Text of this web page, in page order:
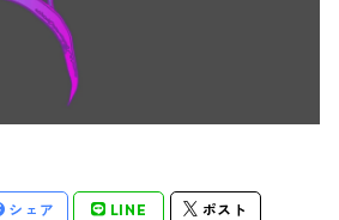
シェア LINE ポスト